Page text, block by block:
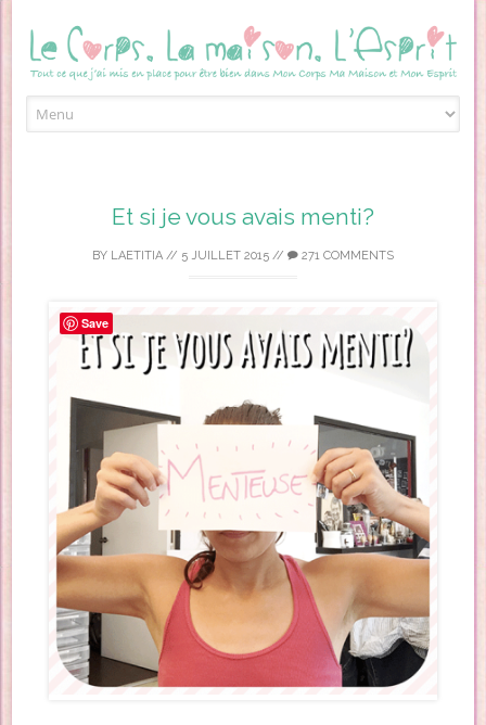
Et si je vous avais menti?
BY LAETITIA // 5 JUILLET 2015 // 271 COMMENTS
Save